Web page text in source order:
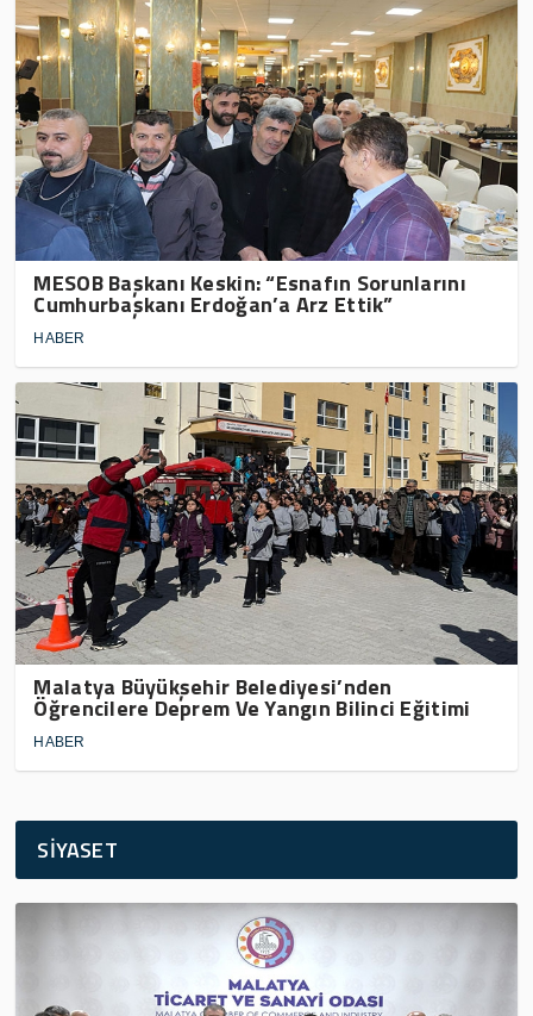
MESOB Başkanı Keskin: “Esnafın Sorunlarını
Cumhurbaşkanı Erdoğan’a Arz Ettik”
HABER
Malatya Büyükşehir Belediyesi’nden
Öğrencilere Deprem Ve Yangın Bilinci Eğitimi
HABER
SİYASET